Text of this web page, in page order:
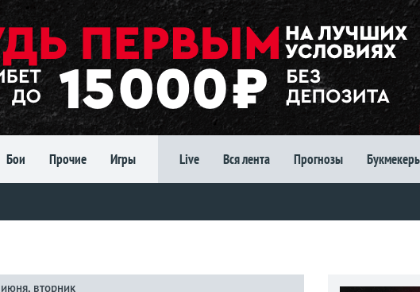
Бои Прочие Игры Live Вся лента Прогнозы
вторник